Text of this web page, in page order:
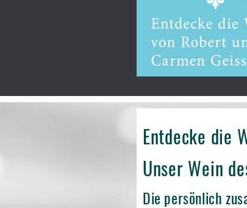
Entdecke die
Unser Wein
Die persönlich